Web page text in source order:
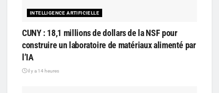
INTELLIGENCE ARTIFICIELLE
CUNY : 18,1 millions de dollars de la NSF pour
construire un laboratoire de matériaux alimenté par
l’IA
il y a 14 heures